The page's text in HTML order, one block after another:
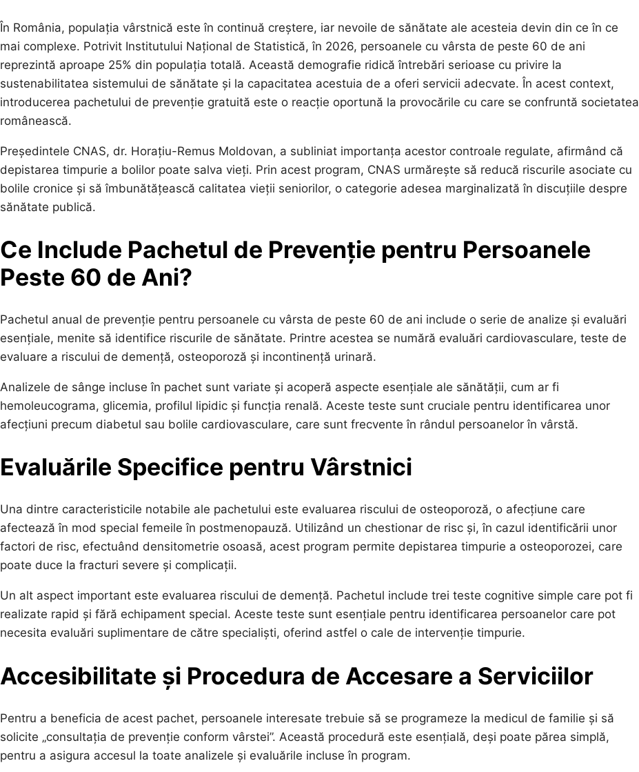
În România, populația vârstnică este în continuă creștere, iar nevoile de sănătate ale acesteia devin din ce în ce
mai complexe. Potrivit Institutului Național de Statistică, în 2026, persoanele cu vârsta de peste 60 de ani
reprezintă aproape 25% din populația totală. Această demografie ridică întrebări serioase cu privire la
sustenabilitatea sistemului de sănătate și la capacitatea acestuia de a oferi servicii adecvate. În acest context,
introducerea pachetului de prevenție gratuită este o reacție oportună la provocările cu care se confruntă societatea
românească.
Președintele CNAS, dr. Horațiu-Remus Moldovan, a subliniat importanța acestor controale regulate, afirmând că
depistarea timpurie a bolilor poate salva vieți. Prin acest program, CNAS urmărește să reducă riscurile asociate cu
bolile cronice și să îmbunătățească calitatea vieții seniorilor, o categorie adesea marginalizată în discuțiile despre
sănătate publică.
Ce Include Pachetul de Prevenție pentru Persoanele
Peste 60 de Ani?
Pachetul anual de prevenție pentru persoanele cu vârsta de peste 60 de ani include o serie de analize și evaluări
esențiale, menite să identifice riscurile de sănătate. Printre acestea se numără evaluări cardiovasculare, teste de
evaluare a riscului de demență, osteoporoză și incontinență urinară.
Analizele de sânge incluse în pachet sunt variate și acoperă aspecte esențiale ale sănătății, cum ar fi
hemoleucograma, glicemia, profilul lipidic și funcția renală. Aceste teste sunt cruciale pentru identificarea unor
afecțiuni precum diabetul sau bolile cardiovasculare, care sunt frecvente în rândul persoanelor în vârstă.
Evaluările Specifice pentru Vârstnici
Una dintre caracteristicile notabile ale pachetului este evaluarea riscului de osteoporoză, o afecțiune care
afectează în mod special femeile în postmenopauză. Utilizând un chestionar de risc și, în cazul identificării unor
factori de risc, efectuând densitometrie osoasă, acest program permite depistarea timpurie a osteoporozei, care
poate duce la fracturi severe și complicații.
Un alt aspect important este evaluarea riscului de demență. Pachetul include trei teste cognitive simple care pot fi
realizate rapid și fără echipament special. Aceste teste sunt esențiale pentru identificarea persoanelor care pot
necesita evaluări suplimentare de către specialiști, oferind astfel o cale de intervenție timpurie.
Accesibilitate și Procedura de Accesare a Serviciilor
Pentru a beneficia de acest pachet, persoanele interesate trebuie să se programeze la medicul de familie și să
solicite „consultația de prevenție conform vârstei”. Această procedură este esențială, deși poate părea simplă,
pentru a asigura accesul la toate analizele și evaluările incluse în program.